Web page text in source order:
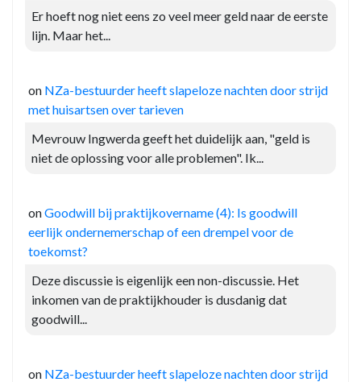
Er hoeft nog niet eens zo veel meer geld naar de eerste
lijn. Maar het...
on NZa-bestuurder heeft slapeloze nachten door strijd
met huisartsen over tarieven
Mevrouw Ingwerda geeft het duidelijk aan, "geld is
niet de oplossing voor alle problemen". Ik...
onGoodwill bij praktijkovername (4): Is goodwill
eerlijk ondernemerschap of een drempel voor de
toekomst?
Deze discussie is eigenlijk een non-discussie. Het
inkomen van de praktijkhouder is dusdanig dat
goodwill...
on NZa-bestuurder heeft slapeloze nachten door strijd